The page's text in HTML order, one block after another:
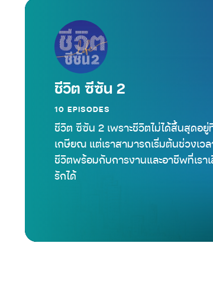
ชีวิต ซีซัน 2
10 EPISODES
ชีวิต ซีซัน 2 เพราะชีวิตไม่ได้สิ้นสุดอยู่
เกษียณ แต่เราสามารถเริ่มต้นช่วงเว
ชีวิตพร้อมกับการงานและอาชีพที่เรา
รักได้